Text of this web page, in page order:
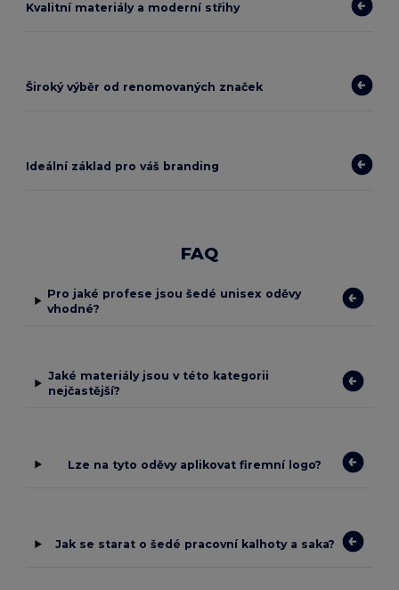
Kvalitní materiály a moderní střihy
Široký výběr od renomovaných značek
Ideální základ pro váš branding
FAQ
Pro jaké profese jsou šedé unisex oděvy
vhodné?
Jaké materiály jsou v této kategorii
nejčastější?
Lze na tyto oděvy aplikovat firemní logo?
Jak se starat o šedé pracovní kalhoty a saka?